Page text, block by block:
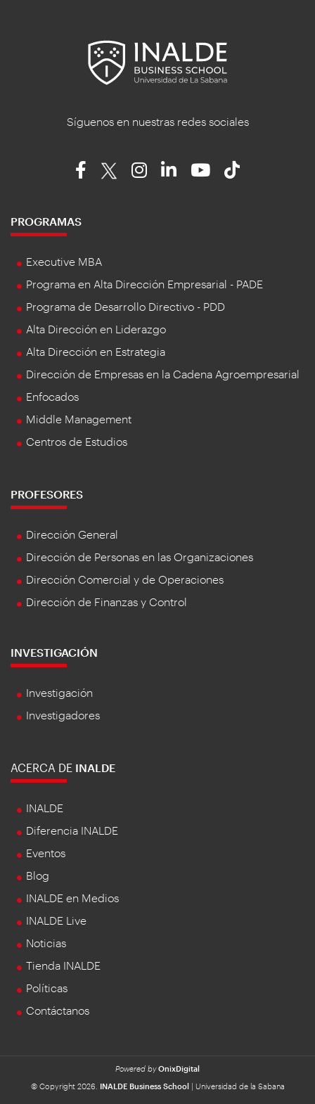
Síguenos en nuestras redes sociales
PROGRAMAS
Executive MBA
Programa en Alta Dirección Empresarial - PADE
Programa de Desarrollo Directivo - PDD
Alta Dirección en Liderazgo
Alta Dirección en Estrategia
Dirección de Empresas en la Cadena Agroempresarial
Enfocados
Middle Management
Centros de Estudios
PROFESORES
Dirección General
Dirección de Personas en las Organizaciones
Dirección Comercial y de Operaciones
Dirección de Finanzas y Control
INVESTIGACIÓN
Investigación
Investigadores
ACERCA DE INALDE
INALDE
Diferencia INALDE
Eventos
Blog
INALDE en Medios
INALDE Live
Noticias
Tienda INALDE
Políticas
Contáctanos
Powered by OnixDigital
© Copyright 2026.
INALDE Business School | Universidad de la Sabana